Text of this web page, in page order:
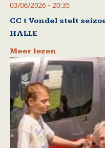
03/06/2026 - 20:35
CC t Vondel stelt
HALLE
Meer lezen